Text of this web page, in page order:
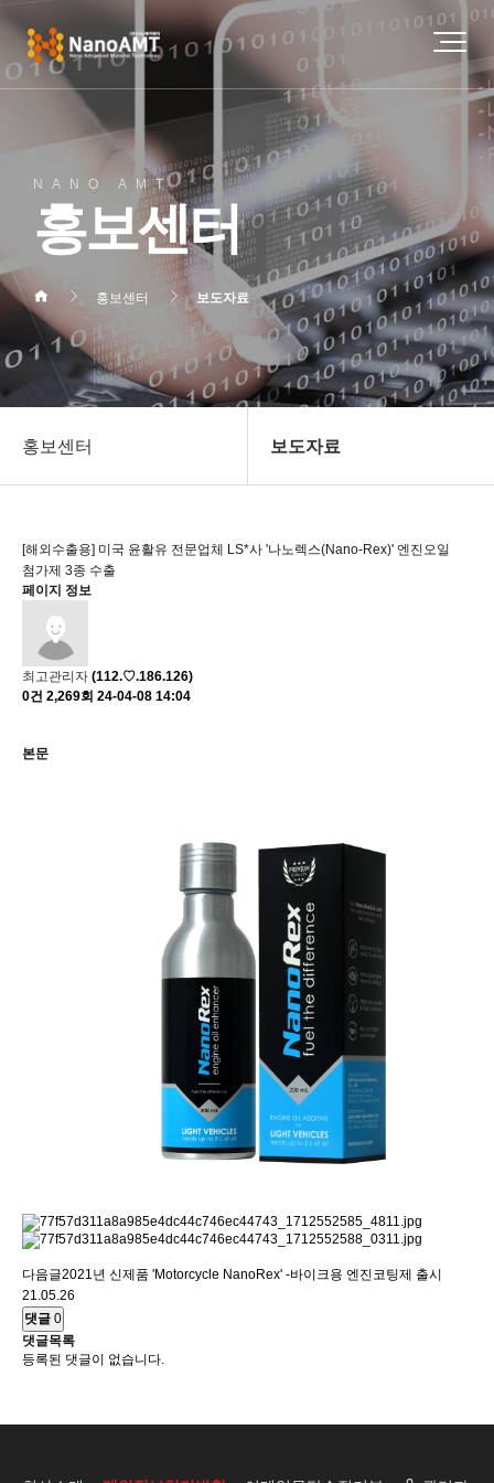
NANO AMT
홍보센터
홍보센터 보도자료
홍보센터
기술소개
제품 및 적용
협력업체
고객지원
보도자료
보도자료
[해외수출용] 미국 윤활유 전문업체 LS*사 '나노렉스(Nano-Rex)' 엔진오일
첨가제 3종 수출
페이지 정보
최고관리자 (112.♡.186.126)
0건 2,269회 24-04-08 14:04
본문
다음글2021년 신제품 'Motorcycle NanoRex' -바이크용 엔진코팅제 출시
21.05.26
댓글 0
댓글목록
등록된 댓글이 없습니다.